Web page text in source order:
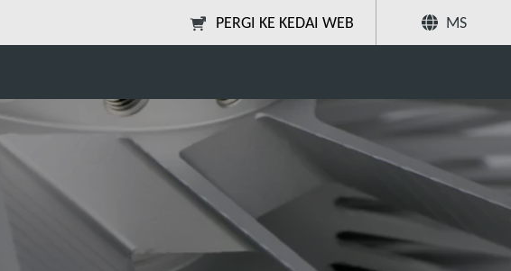
PERGI KE KEDAI WEB MS
sistem pam turbomolekul Kongsi